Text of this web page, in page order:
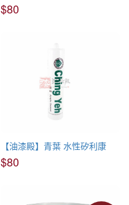
$80
【油漆殿】青葉 水性矽利康
$80